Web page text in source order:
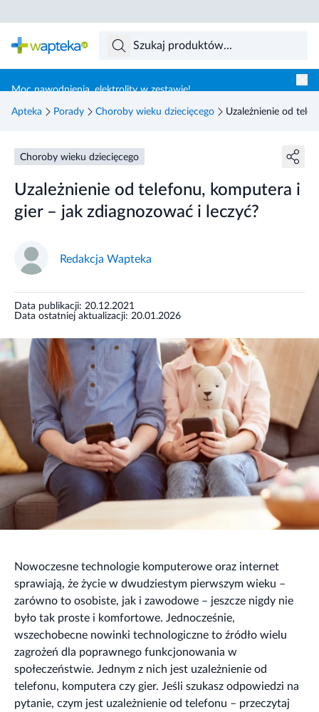
Moc nawodnienia, elektrolity w zestawie!
Apteka Porady Choroby wieku dziecięcego Uzależnienie od
Choroby wieku dziecięcego
Uzależnienie od telefonu, komputera i
gier – jak zdiagnozować i leczyć?
Redakcja Wapteka
Data publikacji: 20.12.2021
Data ostatniej aktualizacji: 20.01.2026
Nowoczesne technologie komputerowe oraz internet
sprawiają, że życie w dwudziestym pierwszym wieku –
zarówno to osobiste, jak i zawodowe – jeszcze nigdy nie
było tak proste i komfortowe. Jednocześnie,
wszechobecne nowinki technologiczne to źródło wielu
zagrożeń dla poprawnego funkcjonowania w
społeczeństwie. Jednym z nich jest uzależnienie od
telefonu, komputera czy gier. Jeśli szukasz odpowiedzi na
pytanie, czym jest uzależnienie od telefonu – przeczytaj